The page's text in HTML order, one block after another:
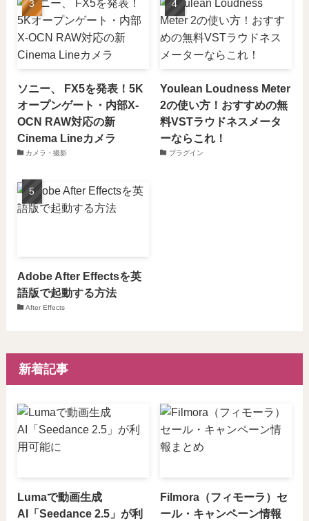
ソニー、 FX5を発表！5K
オープンゲート・内部X-
OCN RAW対応の新
Cinema Lineカメラ
カメラ・撮影
Youlean Loudness Meter
2の使い方！おすすめの無
料VSTラウドネスメータ
ーならこれ！
プラグイン
Adobe After Effectsを英
語版で起動する方法
After Effects
新着記事
Lumaで動画生成
AI「Seedance 2.5」が利
Filmora（フィモーラ）セ
ール・キャンペーン情報